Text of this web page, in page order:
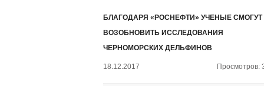
БЛАГОДАРЯ «РОСНЕФТИ» УЧЕНЫЕ СМОГУТ
ВОЗОБНОВИТЬ ИССЛЕДОВАНИЯ
ЧЕРНОМОРСКИХ ДЕЛЬФИНОВ
18.12.2017 Просмотров: